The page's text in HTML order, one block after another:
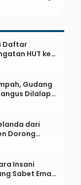
Daftar
HUT ke-
Kabupaten
Gudang
Dilalap
dari
Dorong
dan
Insani
Sabet Emas
Suci